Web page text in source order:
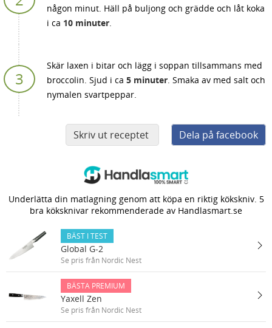
någon minut. Häll på buljong och grädde och låt koka
i ca 10 minuter.
Skär laxen i bitar och lägg i soppan tillsammans med
broccolin. Sjud i ca 5 minuter. Smaka av med salt och
nymalen svartpeppar.
Skriv ut receptet Dela på facebook
Underlätta din matlagning genom att köpa en riktig kökskniv. 5
bra köksknivar rekommenderade av Handlasmart.se
BÄST I TEST
Global G-2
Se pris från Nordic Nest
BÄSTA PREMIUM
Yaxell Zen
Se pris från Nordic Nest